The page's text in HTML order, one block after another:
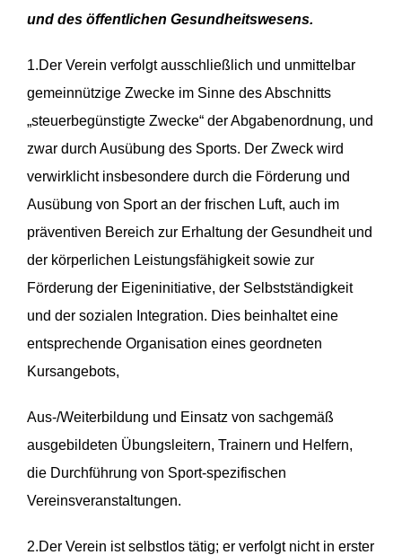
und des öffentlichen Gesundheitswesens.
1.Der Verein verfolgt ausschließlich und unmittelbar
gemeinnützige Zwecke im Sinne des Abschnitts
„steuerbegünstigte Zwecke“ der Abgabenordnung, und
zwar durch Ausübung des Sports. Der Zweck wird
verwirklicht insbesondere durch die Förderung und
Ausübung von Sport an der frischen Luft, auch im
präventiven Bereich zur Erhaltung der Gesundheit und
der körperlichen Leistungsfähigkeit sowie zur
Förderung der Eigeninitiative, der Selbstständigkeit
und der sozialen Integration. Dies beinhaltet eine
entsprechende Organisation eines geordneten
Kursangebots,
Aus-/Weiterbildung und Einsatz von sachgemäß
ausgebildeten Übungsleitern, Trainern und Helfern,
die Durchführung von Sport-spezifischen
Vereinsveranstaltungen.
2.Der Verein ist selbstlos tätig; er verfolgt nicht in erster